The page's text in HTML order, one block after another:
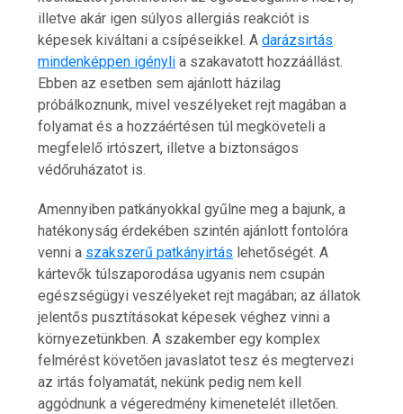
illetve akár igen súlyos allergiás reakciót is
képesek kiváltani a csípéseikkel. Adarázsirtás
mindenképpen igényli a szakavatott hozzáállást.
Ebben az esetben sem ajánlott házilag
próbálkoznunk, mivel veszélyeket rejt magában a
folyamat és a hozzáértésen túl megköveteli a
megfelelő irtószert, illetve a biztonságos
védőruházatot is.
Amennyiben patkányokkal gyűlne meg a bajunk, a
hatékonyság érdekében szintén ajánlott fontolóra
venni a szakszerű patkányirtás lehetőségét. A
kártevők túlszaporodása ugyanis nem csupán
egészségügyi veszélyeket rejt magában; az állatok
jelentős pusztításokat képesek véghez vinni a
környezetünkben. A szakember egy komplex
felmérést követően javaslatot tesz és megtervezi
az irtás folyamatát, nekünk pedig nem kell
aggódnunk a végeredmény kimenetelét illetően.
Hatékony megoldások az iPhone
szervizelés világában
6 min
Hogyan lehet egyszerűvé tenni a
kárpittisztítás lépéseit?
7 min